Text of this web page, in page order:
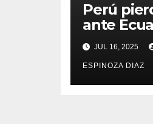
Perú
ante
la Copa
Femenina
el Grupo A
JUL 16, 2025
ESPINOZA DIAZ